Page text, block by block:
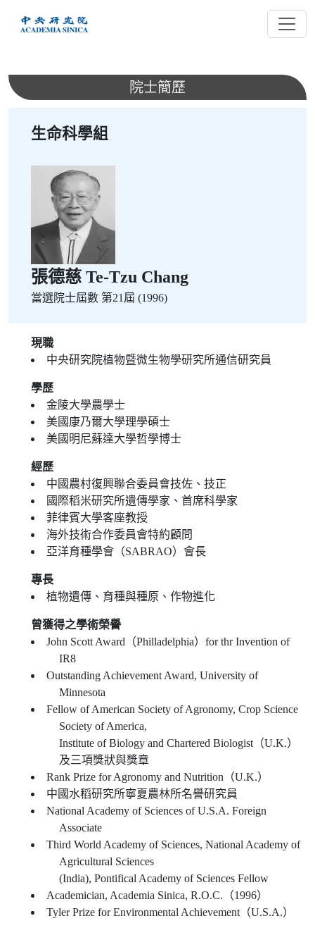
內
院士簡歷
生命科學組
張德慈 Te-Tzu Chang
當選院士屆數 第21屆 (1996)
現職
中央研究院植物暨微生物學研究所通信研究員
學歷
金陵大學農學士
美國康乃爾大學理學碩士
美國明尼蘇達大學哲學博士
經歷
中國農村復興聯合委員會技佐、技正
國際稻米研究所遺傳學家、首席科學家
菲律賓大學客座教授
海外技術合作委員會特約顧問
亞洋育種學會（SABRAO）會長
專長
植物遺傳、育種與種原、作物進化
曾獲得之學術榮譽
John Scott Award（Philladelphia）for thr Invention of
IR8
Outstanding Achievement Award, University of
Minnesota
Fellow of American Society of Agronomy, Crop Science
Society of America,
Institute of Biology and Chartered Biologist（U.K.）
及三項獎狀與獎章
Rank Prize for Agronomy and Nutrition（U.K.）
中國水稻研究所寧夏農林所名譽研究員
National Academy of Sciences of U.S.A. Foreign
Associate
Third World Academy of Sciences, National Academy of
Agricultural Sciences
(India), Pontifical Academy of Sciences Fellow
Academician, Academia Sinica, R.O.C.（1996）
Tyler Prize for Environmental Achievement（U.S.A.）